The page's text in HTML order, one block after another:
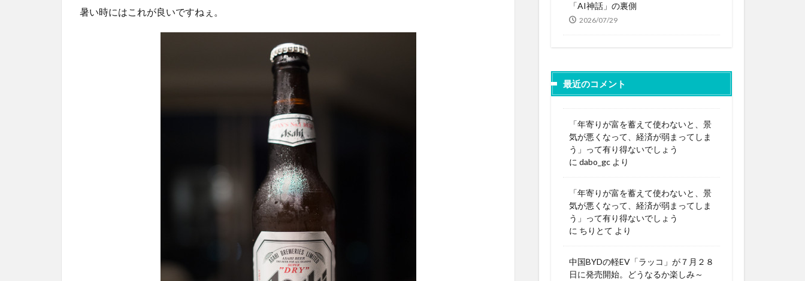
暑い時にはこれが良いですねぇ。
「AI神話」の裏側
2026/07/29
最近のコメント
「年寄りが富を蓄えて使わないと、景
気が悪くなって、経済が弱まってしま
う」って有り得ないでしょう
に dabo_gc より
「年寄りが富を蓄えて使わないと、景
気が悪くなって、経済が弱まってしま
う」って有り得ないでしょう
に ちりとて より
中国BYDの軽EV「ラッコ」が７月２８
日に発売開始。どうなるか楽しみ～